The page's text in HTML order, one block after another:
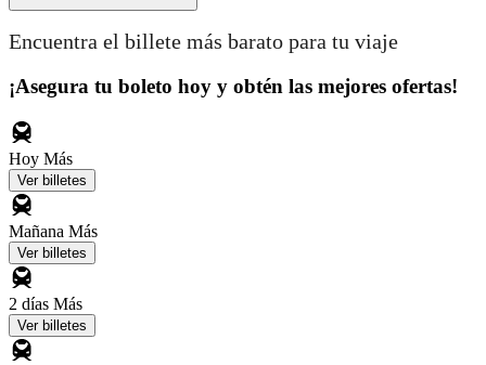
Encuentra el billete más barato para tu viaje
¡Asegura tu boleto hoy y obtén las mejores ofertas!
Hoy Más
Ver billetes
Mañana Más
Ver billetes
2 días Más
Ver billetes